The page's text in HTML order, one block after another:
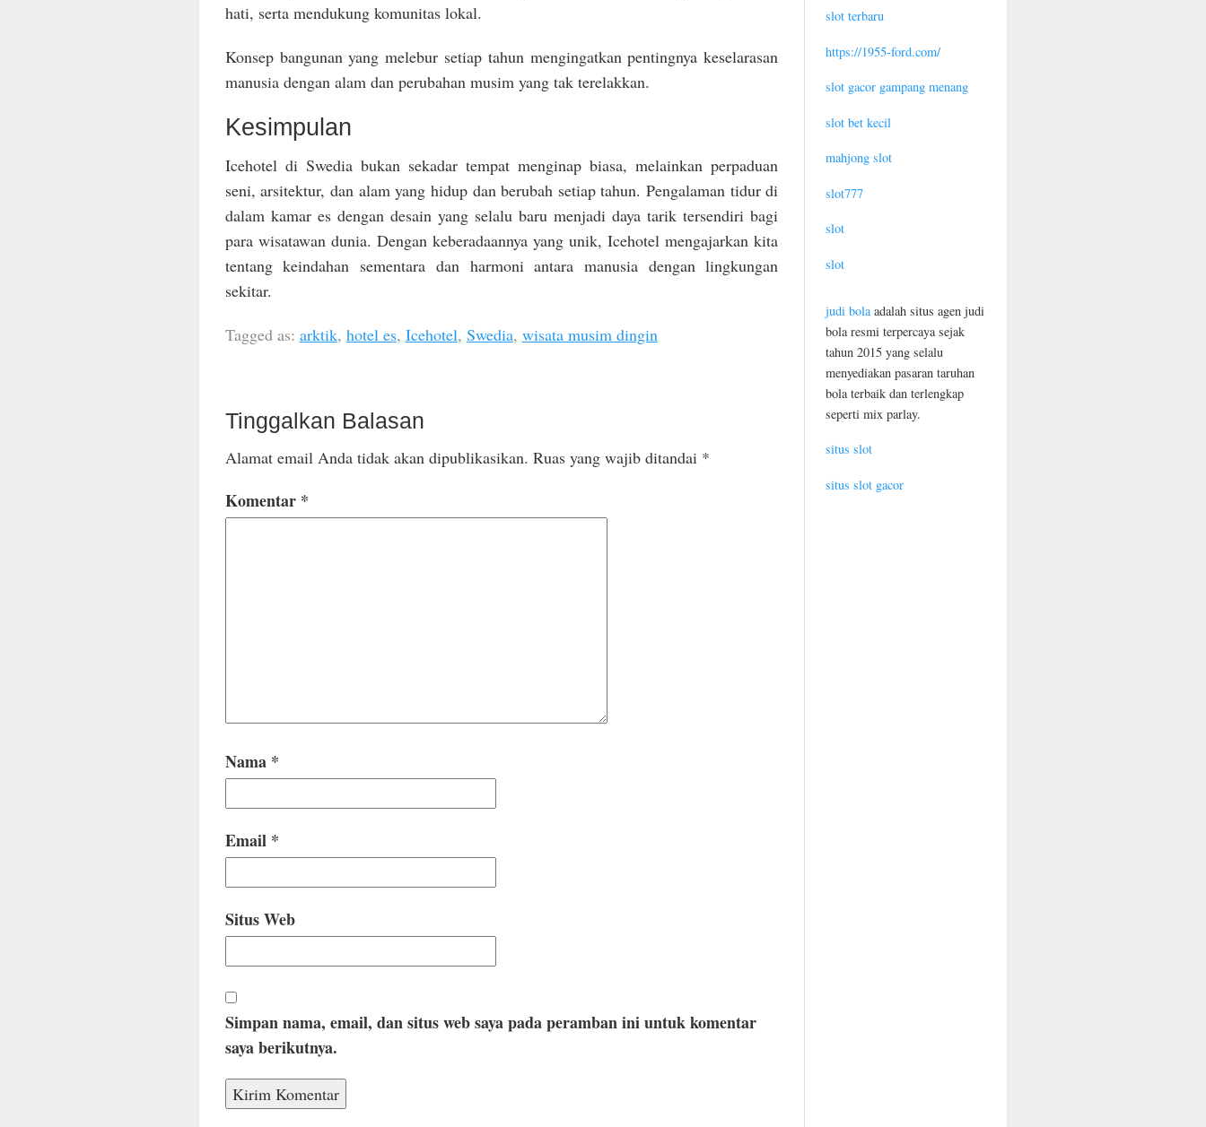
hati, serta mendukung komunitas lokal.
Konsep bangunan yang melebur setiap tahun mengingatkan pentingnya keselarasan
manusia dengan alam dan perubahan musim yang tak terelakkan.
Kesimpulan
Icehotel di Swedia bukan sekadar tempat menginap biasa, melainkan perpaduan
seni, arsitektur, dan alam yang hidup dan berubah setiap tahun. Pengalaman tidur di
dalam kamar es dengan desain yang selalu baru menjadi daya tarik tersendiri bagi
para wisatawan dunia. Dengan keberadaannya yang unik, Icehotel mengajarkan kita
tentang keindahan sementara dan harmoni antara manusia dengan lingkungan
sekitar.
Tagged as: arktik, hotel es, Icehotel, Swedia, wisata musim dingin
Tinggalkan Balasan
Alamat email Anda tidak akan dipublikasikan. Ruas yang wajib ditandai *
Komentar *
Nama *
Email *
Situs Web
Simpan nama, email, dan situs web saya pada peramban ini untuk komentar
saya berikutnya.
slot terbaru
https://1955-ford.com/
slot gacor gampang menang
slot bet kecil
mahjong slot
slot777
slot
slot
judi bolaadalah situs agen judi
bola resmi terpercaya sejak
tahun 2015 yang selalu
menyediakan pasaran taruhan
bola terbaik dan terlengkap
seperti mix parlay.
situs slot
situs slot gacor